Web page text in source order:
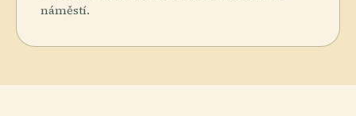
náměstí.